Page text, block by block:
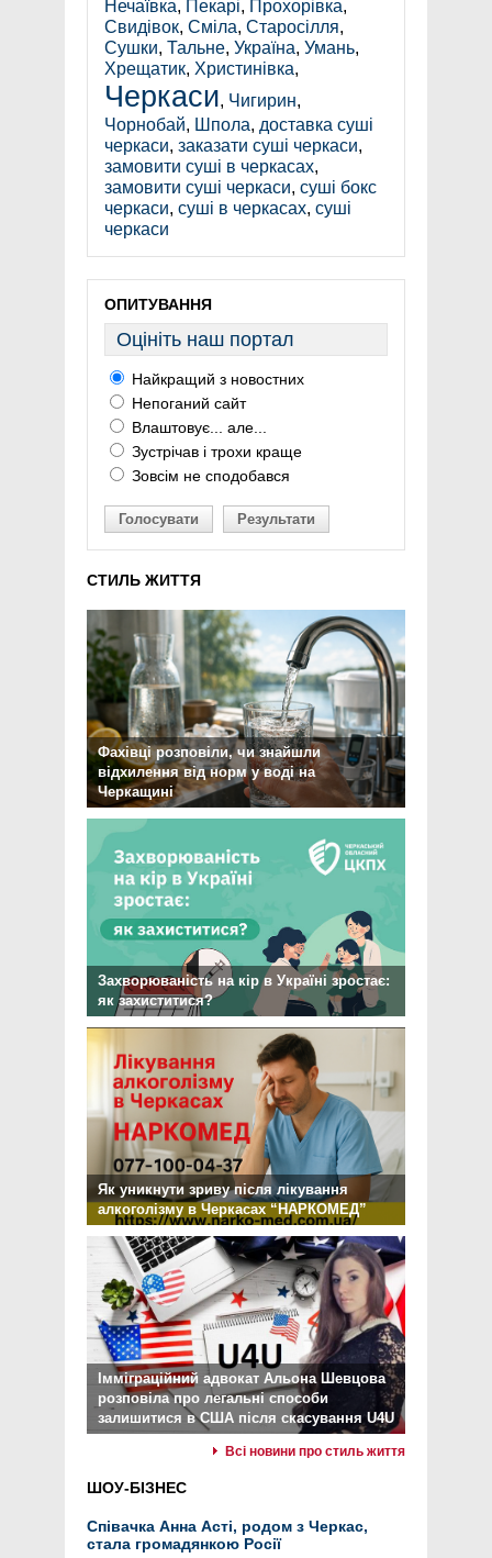
Нечаївка, Пекарі, Прохорівка,
Свидівок, Сміла, Старосілля,
Сушки, Тальне, Україна, Умань,
Хрещатик, Христинівка,
Черкаси, Чигирин,
Чорнобай, Шпола, доставка суші
черкаси, заказати суші черкаси,
замовити суші в черкасах,
замовити суші черкаси, суші бокс
черкаси, суші в черкасах, суші
черкаси
ОПИТУВАННЯ
Оцініть наш портал
Найкращий з новостних
Непоганий сайт
Влаштовує... але...
Зустрічав і трохи краще
Зовсім не сподобався
Голосувати Результати
СТИЛЬ ЖИТТЯ
Фахівці розповіли, чи знайшли
відхилення від норм у воді на
Черкащині
Захворюваність на кір в Україні зростає:
як захиститися?
Як уникнути зриву після лікування
алкоголізму в Черкасах “НАРКОМЕД”
Імміграційний адвокат Альона Шевцова
розповіла про легальні способи
залишитися в США після скасування U4U
Всі новини про стиль життя
ШОУ-БІЗНЕС
Співачка Анна Асті, родом з Черкас,
стала громадянкою Росії